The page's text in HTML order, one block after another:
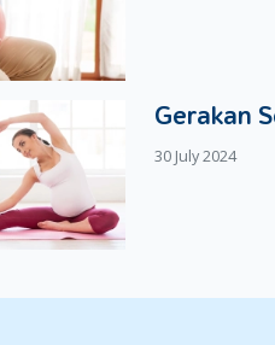
Bayi Usia 4-19
usia ini, Si Kecil akan lebih aktif
Gerakan
30 July 2024